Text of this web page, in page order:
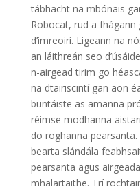
tábhacht na mbónais
Robocat, rud a
d’imreoirí. Ligeann na
an láithreán seo
n-airgead tirim go
na dtairiscintí gan aon
buntáiste as amanna
réimse modhanna
do roghanna
bearta slándála
pearsanta agus
mhalartaithe. Trí